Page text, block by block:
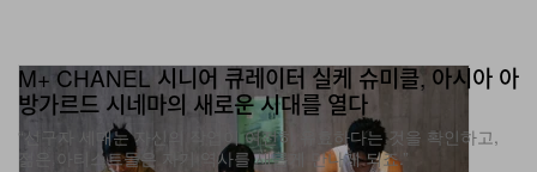
M+ CHANEL 시니어 큐레이터 실케 슈미클, 아시아 아
방가르드 시네마의 새로운 시대를 열다
“선구자 세대는 자신의 작업이 여전히 유효하다는 것을 확인하고,
젊은 아티스트들은 자기 역사를 새롭게 만나게 되죠.”